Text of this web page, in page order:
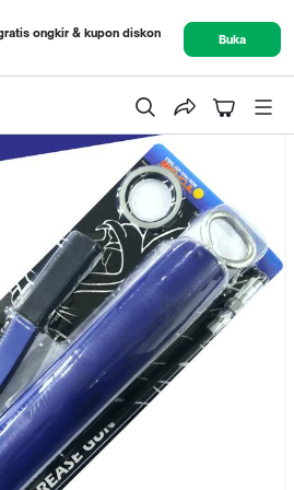
ongkir & kupon diskon
Buka